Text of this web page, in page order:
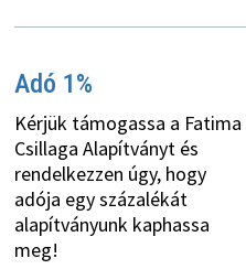
Adó 1%
Kérjük támogassa a Fatima
Csillaga Alapítványt és
rendelkezzen úgy, hogy
adója egy százalékát
alapítványunk kaphassa
meg!